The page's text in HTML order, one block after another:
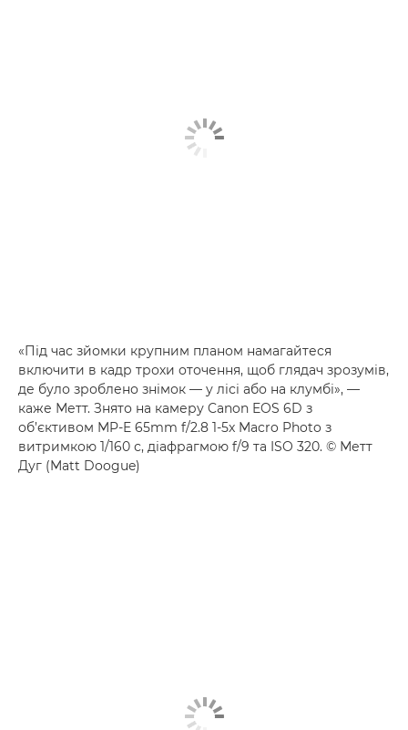
«Під час зйомки крупним планом намагайтеся
включити в кадр трохи оточення, щоб глядач зрозумів,
де було зроблено знімок — у лісі або на клумбі», —
каже Метт. Знято на камеру Canon EOS 6D з
об’єктивом MP-E 65mm f/2.8 1-5x Macro Photo з
витримкою 1/160 с, діафрагмою f/9 та ISO 320. © Метт
Дуг (Matt Doogue)